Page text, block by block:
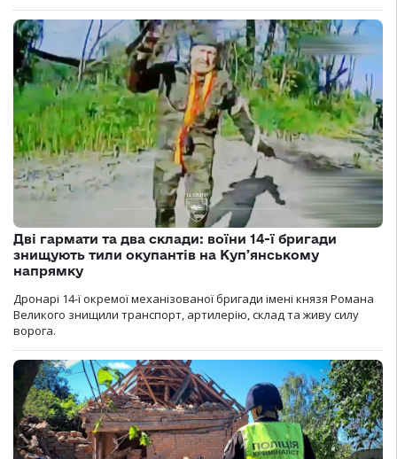
Дві гармати та два склади: воїни 14-ї бригади
знищують тили окупантів на Купʼянському
напрямку
Дронарі 14-ї окремої механізованої бригади імені князя Романа
Великого знищили транспорт, артилерію, склад та живу силу
ворога.